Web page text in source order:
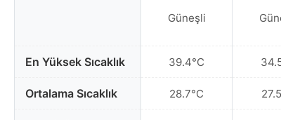
En Yüksek Sıcaklık
Ortalama Sıcaklık
Güneşli
39.4°C
28.7°C